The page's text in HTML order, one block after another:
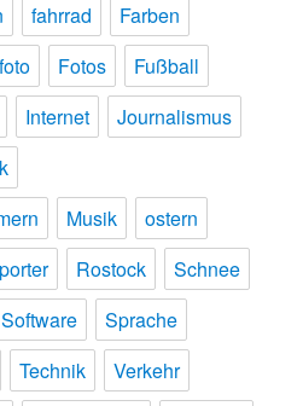
fahrrad
Farben
foto Fotos
Fußball
Internet
Journalismus
Musik
ostern
Rostock
Schnee
Software
Sprache
Technik
Verkehr